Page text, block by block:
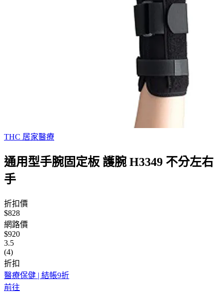
THC 居家醫療
通用型手腕固定板 護腕 H3349 不分左右
手
折扣價
$828
網路價
$920
3.5
(4)
折扣
醫療保健 | 結帳9折
前往